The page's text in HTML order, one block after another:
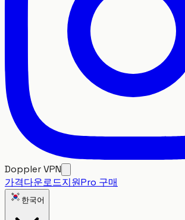
Doppler VPN
가격다운로드지원Pro 구매
한국어